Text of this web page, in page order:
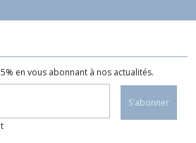
en vous abonnant à nos actualités.
S'abonner